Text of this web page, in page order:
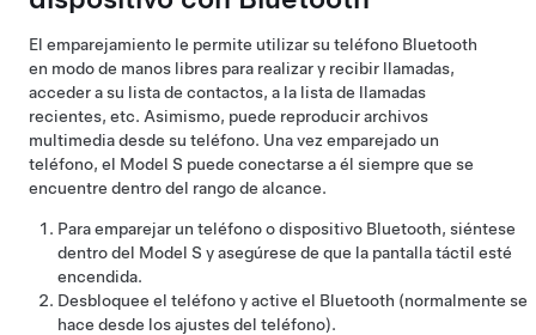
El emparejamiento le permite utilizar su teléfono Bluetooth
en modo de manos libres para realizar y recibir llamadas,
acceder a su lista de contactos, a la lista de llamadas
recientes, etc. Asimismo, puede reproducir archivos
multimedia desde su teléfono. Una vez emparejado un
teléfono, el Model S puede conectarse a él siempre que se
encuentre dentro del rango de alcance.
Para emparejar un teléfono o dispositivo Bluetooth, siéntese
dentro del Model S y asegúrese de que la pantalla táctil esté
encendida.
Desbloquee el teléfono y active el Bluetooth (normalmente se
hace desde los ajustes del teléfono).